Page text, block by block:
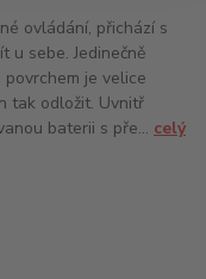
ovládání, přichází s
u sebe. Jedinečně
je velice
tak odložit. Uvnitř
baterii s pře... celý